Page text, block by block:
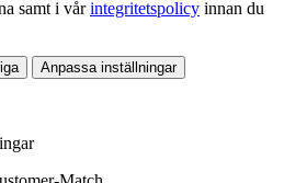
samt i vårintegritetspolicy innan du
Anpassa inställningar